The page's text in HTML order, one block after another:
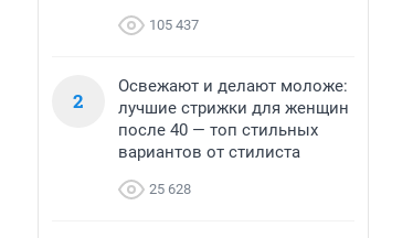
105 437
2
Освежают и делают моложе:
лучшие стрижки для женщин
после 40 — топ стильных
вариантов от стилиста
25 628